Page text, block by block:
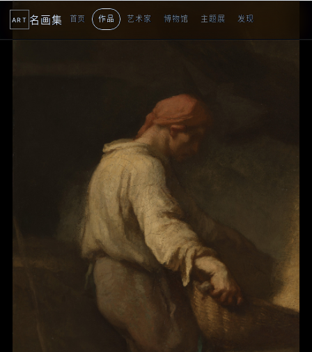
ART 名画集 首页 作品 艺术家 博物馆 主题展 发现
5
个
看
点
12345